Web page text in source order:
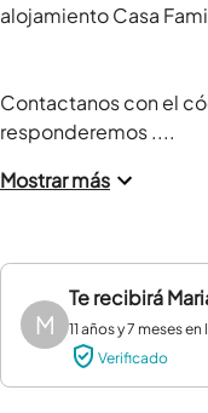
alojamiento Casa
Contactanos con el
responderemos ....
Mostrar más
M
Te recibirá
11 años y 7 meses
Verificado